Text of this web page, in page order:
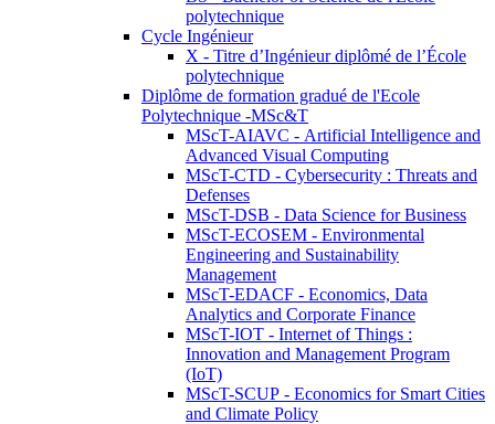
polytechnique
Cycle Ingénieur
X - Titre d’Ingénieur diplômé de l’École
polytechnique
Diplôme de formation gradué de l'Ecole
Polytechnique -MSc&T
MScT-AIAVC - Artificial Intelligence and
Advanced Visual Computing
MScT-CTD - Cybersecurity : Threats and
Defenses
MScT-DSB - Data Science for Business
MScT-ECOSEM - Environmental
Engineering and Sustainability
Management
MScT-EDACF - Economics, Data
Analytics and Corporate Finance
MScT-IOT - Internet of Things :
Innovation and Management Program
(IoT)
MScT-SCUP - Economics for Smart Cities
and Climate Policy